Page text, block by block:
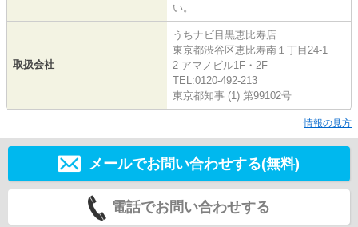
い。
取扱会社
うちナビ目黒恵比寿店
東京都渋谷区恵比寿南１丁目24-1
2 アマノビル1F・2F
TEL:0120-492-213
東京都知事 (1) 第99102号
情報の見方
メールでお問い合わせする(無料)
電話でお問い合わせする